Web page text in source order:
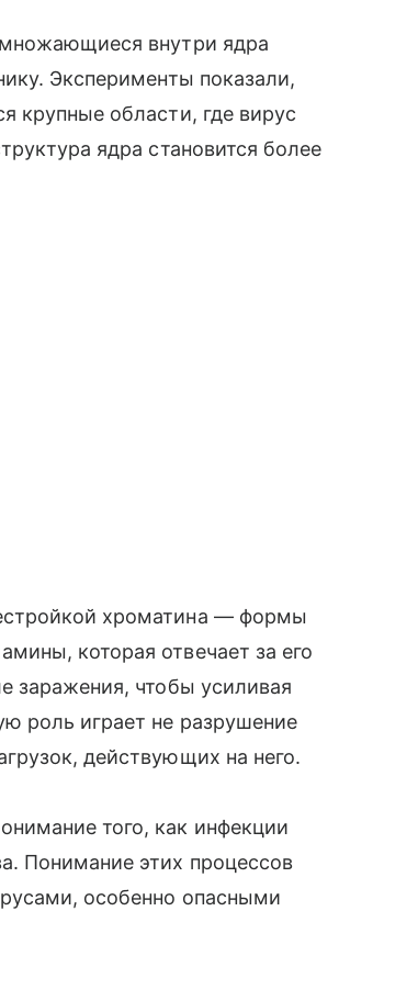
внутри ядра
Эксперименты показали,
крупные области, где вирус
ядра становится более
хроматина — формы
которая отвечает за его
заражения, чтобы усиливая
роль играет не разрушение
действующих на него.
того, как инфекции
Понимание этих процессов
особенно опасными